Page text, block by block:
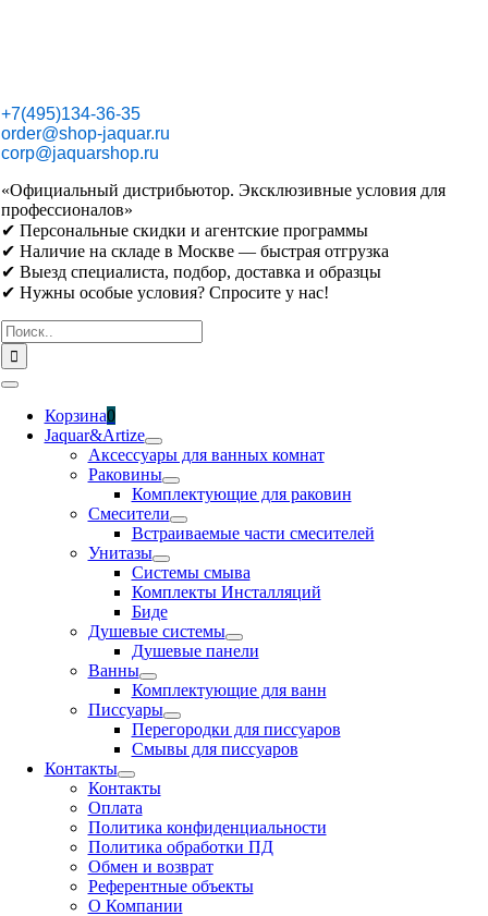
+7(495)134-36-35
order@shop-jaquar.ru
corp@jaquarshop.ru
«Официальный дистрибьютор. Эксклюзивные условия для
профессионалов»
✔ Персональные скидки и агентские программы
✔ Наличие на складе в Москве — быстрая отгрузка
✔ Выезд специалиста, подбор, доставка и образцы
✔ Нужны особые условия? Спросите у нас!
Результат
поиска:
Toggle
NavigationКорзина0
Jaquar&Artize
Аксессуары для ванных комнат
Раковины
Комплектующие для раковин
Смесители
Встраиваемые части смесителей
Унитазы
Системы смыва
Комплекты Инсталляций
Биде
Душевые системы
Душевые панели
Ванны
Комплектующие для ванн
Писсуары
Перегородки для писсуаров
Смывы для писсуаров
Контакты
Контакты
Оплата
Политика конфиденциальности
Политика обработки ПД
Обмен и возврат
Референтные объекты
О Компании